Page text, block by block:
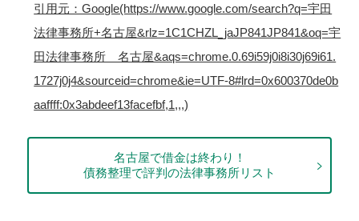
引用元：Google(https://www.google.com/search?q=宇田
法律事務所+名古屋&rlz=1C1CHZL_jaJP841JP841&oq=宇
田法律事務所 名古屋&aqs=chrome.0.69i59j0i8i30j69i61.
1727j0j4&sourceid=chrome&ie=UTF-8#lrd=0x600370de0b
aaffff:0x3abdeef13facefbf,1,,,)
名古屋で借金は終わり！
債務整理で評判の法律事務所リスト